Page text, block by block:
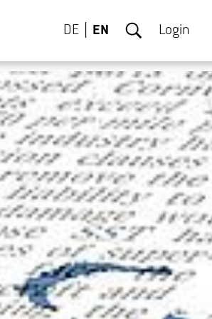
DE EN Login